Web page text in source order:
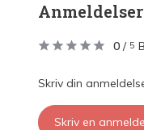
Anmeldelser
0 / 5
Skriv din
Skriv en